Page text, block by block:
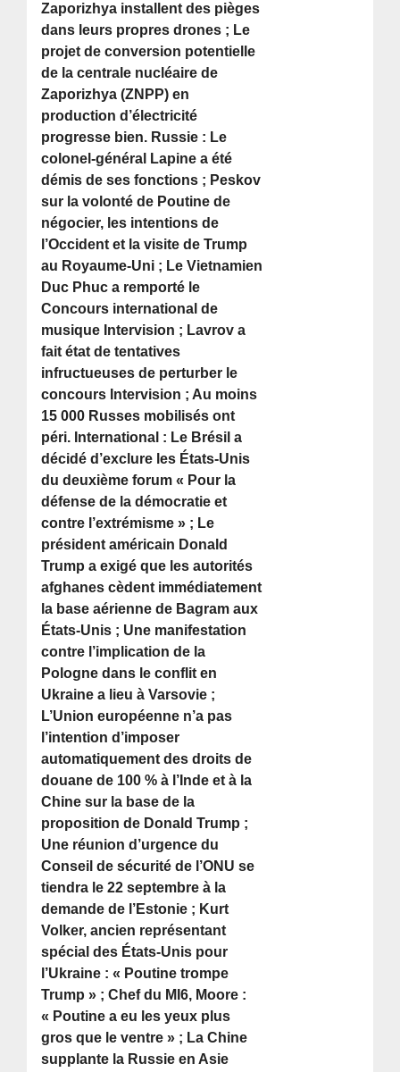
Zaporizhya installent des pièges
dans leurs propres drones ; Le
projet de conversion potentielle
de la centrale nucléaire de
Zaporizhya (ZNPP) en
production d’électricité
progresse bien. Russie : Le
colonel-général Lapine a été
démis de ses fonctions ; Peskov
sur la volonté de Poutine de
négocier, les intentions de
l’Occident et la visite de Trump
au Royaume-Uni ; Le Vietnamien
Duc Phuc a remporté le
Concours international de
musique Intervision ; Lavrov a
fait état de tentatives
infructueuses de perturber le
concours Intervision ; Au moins
15 000 Russes mobilisés ont
péri. International : Le Brésil a
décidé d’exclure les États-Unis
du deuxième forum « Pour la
défense de la démocratie et
contre l’extrémisme » ; Le
président américain Donald
Trump a exigé que les autorités
afghanes cèdent immédiatement
la base aérienne de Bagram aux
États-Unis ; Une manifestation
contre l’implication de la
Pologne dans le conflit en
Ukraine a lieu à Varsovie ;
L’Union européenne n’a pas
l’intention d’imposer
automatiquement des droits de
douane de 100 % à l’Inde et à la
Chine sur la base de la
proposition de Donald Trump ;
Une réunion d’urgence du
Conseil de sécurité de l’ONU se
tiendra le 22 septembre à la
demande de l’Estonie ; Kurt
Volker, ancien représentant
spécial des États-Unis pour
l’Ukraine : « Poutine trompe
Trump » ; Chef du MI6, Moore :
« Poutine a eu les yeux plus
gros que le ventre » ; La Chine
supplante la Russie en Asie